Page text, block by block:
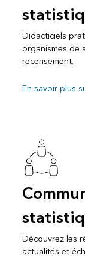
Didacticiels
organismes de
recensement.
En savoir plus
Découvrez les
actualités et